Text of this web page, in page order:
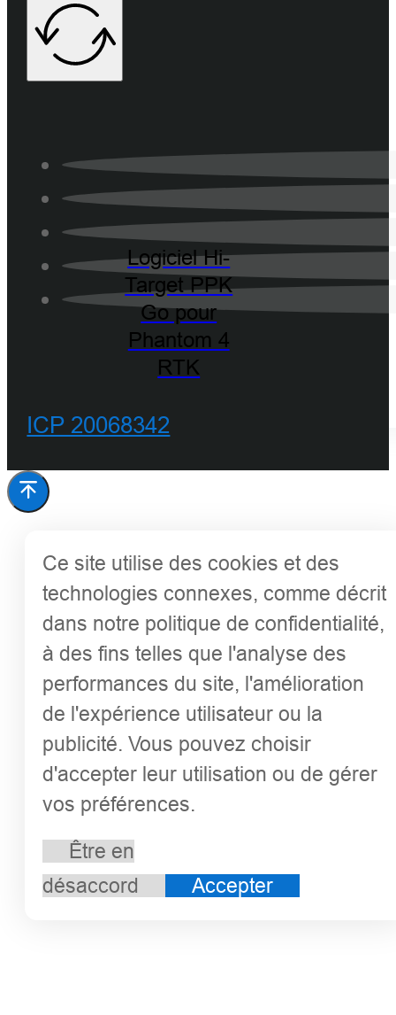
Logiciel Hi-
Target PPK
Go pour
Phantom 4
RTK
ICP 20068342
Ce site utilise des cookies et des
technologies connexes, comme décrit
dans notre politique de confidentialité,
à des fins telles que l'analyse des
performances du site, l'amélioration
de l'expérience utilisateur ou la
publicité. Vous pouvez choisir
d'accepter leur utilisation ou de gérer
vos préférences.
Être en
désaccord
Accepter